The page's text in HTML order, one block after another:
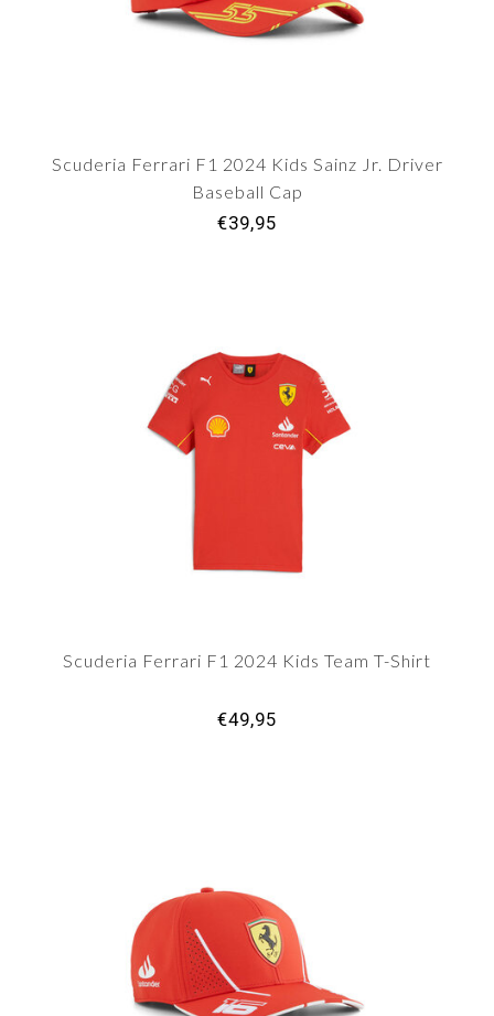
Scuderia Ferrari F1 2024 Kids Sainz Jr. Driver
Baseball Cap
€39,95
Scuderia Ferrari F1 2024 Kids Team T-Shirt
€49,95